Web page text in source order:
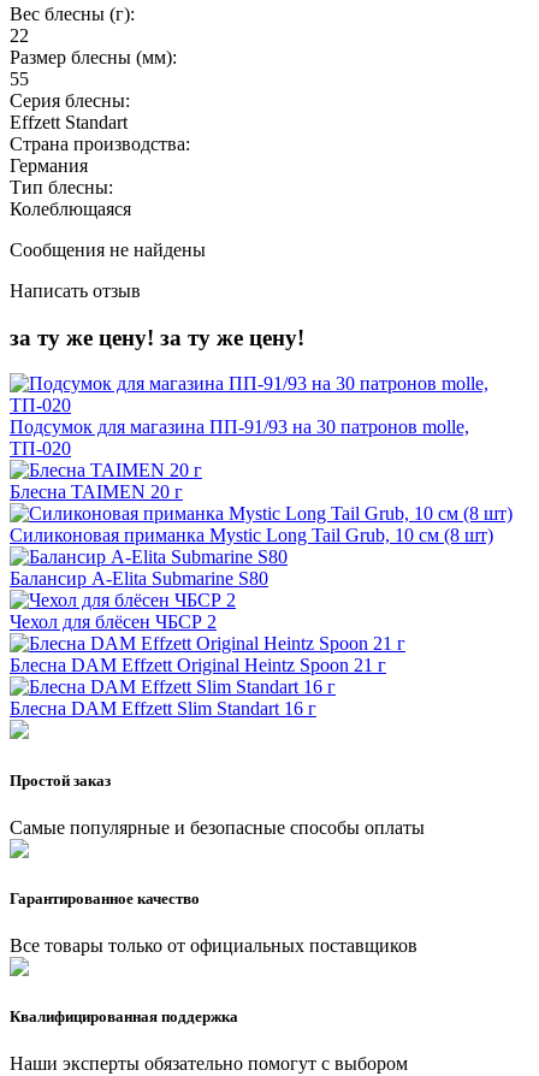
Вес блесны (г):
22
Размер блесны (мм):
55
Серия блесны:
Effzett Standart
Страна производства:
Германия
Тип блесны:
Колеблющаяся
Сообщения не найдены
Написать отзыв
за ту же цену! за ту же цену!
Подсумок для магазина ПП-91/93 на 30 патронов molle,
ТП-020
Блесна TAIMEN 20 г
Силиконовая приманка Mystic Long Tail Grub, 10 см (8 шт)
Балансир A-Elita Submarine S80
Чехол для блёсен ЧБСР 2
Блесна DAM Effzett Original Heintz Spoon 21 г
Блесна DAM Effzett Slim Standart 16 г
Простой заказ
Самые популярные и безопасные способы оплаты
Гарантированное качество
Все товары только от официальных поставщиков
Квалифицированная поддержка
Наши эксперты обязательно помогут с выбором